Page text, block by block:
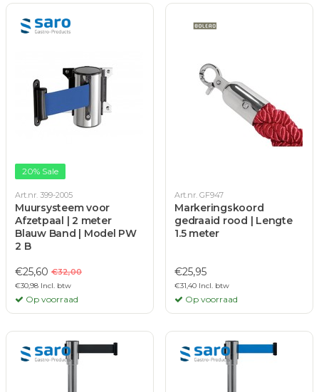
20% Sale
Art.nr. 399-2005
Muursysteem voor
Afzetpaal | 2 meter
Blauw Band | Model PW
2 B
€25,60 €32,00
€30,98 Incl. btw
Op voorraad
Art.nr. GF947
Markeringskoord
gedraaid rood | Lengte
1.5 meter
€25,95
€31,40 Incl. btw
Op voorraad